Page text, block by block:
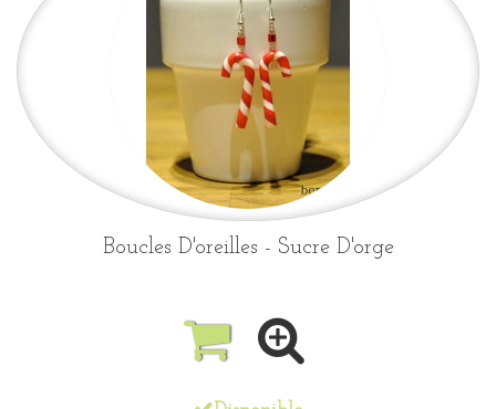
Boucles D'oreilles - Sucre D'orge